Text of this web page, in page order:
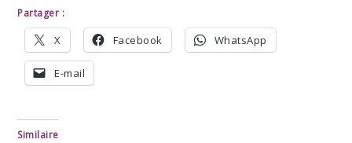
Partager :
X Facebook WhatsApp
E-mail
Similaire